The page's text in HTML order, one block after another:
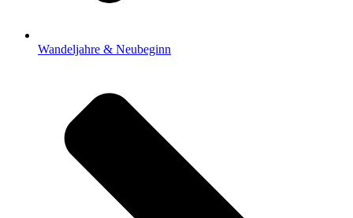
Wandeljahre & Neubeginn